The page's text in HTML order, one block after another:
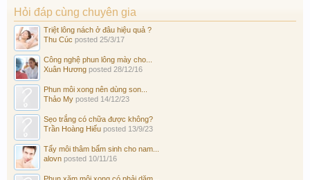
Hỏi đáp cùng chuyên gia
Triệt lông nách ở đâu hiệu quả ?
Thu Cúc posted 25/3/17
Công nghệ phun lông mày cho...
Xuân Hương posted 28/12/16
Phun môi xong nên dùng son...
Thảo My posted 14/12/23
Sẹo trắng có chữa được không?
Trần Hoàng Hiếu posted 13/9/23
Tẩy môi thâm bẩm sinh cho nam...
alovn posted 10/11/16
Phun xăm môi xong có phải dặm...